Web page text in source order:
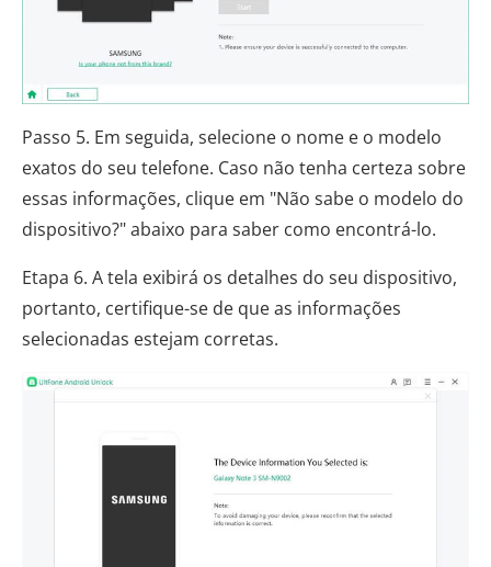
Passo 5. Em seguida, selecione o nome e o modelo
exatos do seu telefone. Caso não tenha certeza sobre
essas informações, clique em "Não sabe o modelo do
dispositivo?" abaixo para saber como encontrá-lo.
Etapa 6. A tela exibirá os detalhes do seu dispositivo,
portanto, certifique-se de que as informações
selecionadas estejam corretas.